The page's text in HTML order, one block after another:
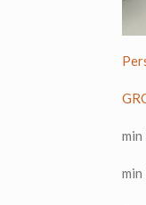
min
min